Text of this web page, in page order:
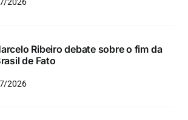
Ribeiro debate sobre o fim da
de Fato
2026